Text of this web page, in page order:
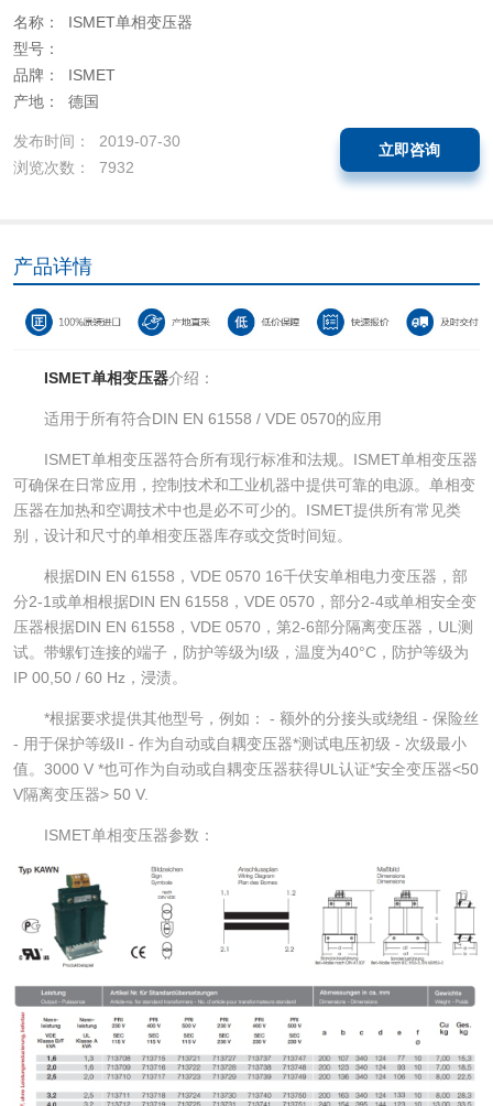
名称： ISMET单相变压器
型号：
品牌： ISMET
产地： 德国
发布时间： 2019-07-30
浏览次数： 7932
立即咨询
产品详情
ISMET单相变压器介绍：
适用于所有符合DIN EN 61558 / VDE 0570的应用
ISMET单相变压器符合所有现行标准和法规。ISMET单相变压器
可确保在日常应用，控制技术和工业机器中提供可靠的电源。单相变
压器在加热和空调技术中也是必不可少的。ISMET提供所有常见类
别，设计和尺寸的单相变压器库存或交货时间短。
根据DIN EN 61558，VDE 0570 16千伏安单相电力变压器，部
分2-1或单相根据DIN EN 61558，VDE 0570，部分2-4或单相安全变
压器根据DIN EN 61558，VDE 0570，第2-6部分隔离变压器，UL测
试。带螺钉连接的端子，防护等级为I级，温度为40°C，防护等级为
IP 00,50 / 60 Hz，浸渍。
*根据要求提供其他型号，例如： - 额外的分接头或绕组 - 保险丝
- 用于保护等级II - 作为自动或自耦变压器*测试电压初级 - 次级最小
值。3000 V *也可作为自动或自耦变压器获得UL认证*安全变压器<50
V隔离变压器> 50 V.
ISMET单相变压器参数：